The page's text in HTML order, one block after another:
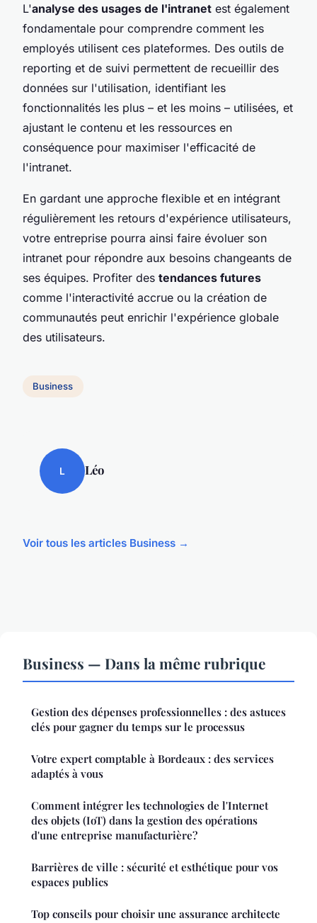
L'analyse des usages de l'intranet est également
fondamentale pour comprendre comment les
employés utilisent ces plateformes. Des outils de
reporting et de suivi permettent de recueillir des
données sur l'utilisation, identifiant les
fonctionnalités les plus – et les moins – utilisées, et
ajustant le contenu et les ressources en
conséquence pour maximiser l'efficacité de
l'intranet.
En gardant une approche flexible et en intégrant
régulièrement les retours d'expérience utilisateurs,
votre entreprise pourra ainsi faire évoluer son
intranet pour répondre aux besoins changeants de
ses équipes. Profiter des tendances futures
comme l'interactivité accrue ou la création de
communautés peut enrichir l'expérience globale
des utilisateurs.
Business
L Léo
Voir tous les articles Business →
Business — Dans la même rubrique
Gestion des dépenses professionnelles : des astuces
clés pour gagner du temps sur le processus
Votre expert comptable à Bordeaux : des services
adaptés à vous
Comment intégrer les technologies de l'Internet
des objets (IoT) dans la gestion des opérations
d'une entreprise manufacturière?
Barrières de ville : sécurité et esthétique pour vos
espaces publics
Top conseils pour choisir une assurance architecte